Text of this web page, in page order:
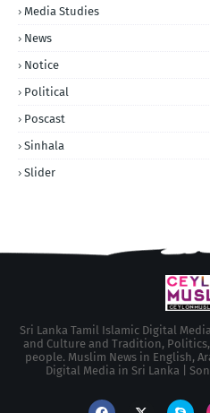
Media Studies
News
Notice
Political
Poscast
Sinhala
Slider
Sri Lanka Tamil Islamic Digital
and Culture and Tradition,
people. Muslim News in English,
Digital Media in Sri Lanka |